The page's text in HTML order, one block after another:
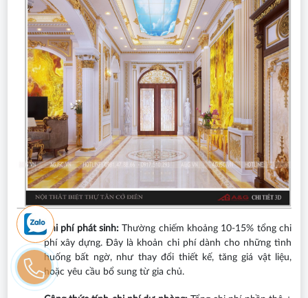
Chi phí phát sinh:Thường chiếm khoảng 10-15% tổng chi
phí xây dựng. Đây là khoản chi phí dành cho những tình
huống bất ngờ, như thay đổi thiết kế, tăng giá vật liệu,
hoặc yêu cầu bổ sung từ gia chủ.